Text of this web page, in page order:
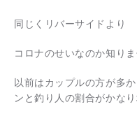
同じくリバーサイドより
コロナのせいなのか知り
以前はカップルの方が多
ンと釣り人の割合がかなり